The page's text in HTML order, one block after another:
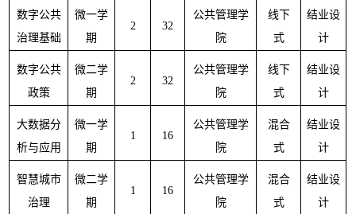
数字公共
治理基础
微一学
期
2 32
公共管理学
院
线下
式
结业设
计
数字公共
政策
微二学
期
2 32
公共管理学
院
线下
式
结业设
计
大数据分
析与应用
微一学
期
1 16
公共管理学
院
混合
式
结业设
计
智慧城市
治理
微二学
期
1 16
公共管理学
院
混合
式
结业设
计